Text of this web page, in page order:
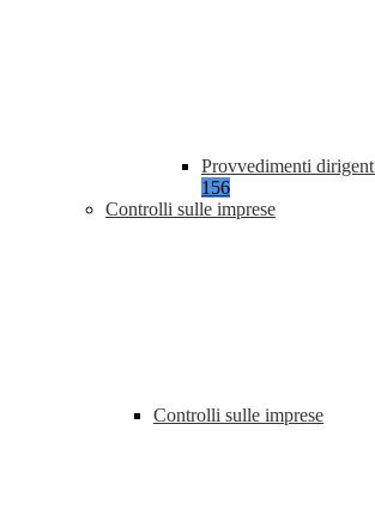
Provvedimenti
156
Controlli sulle imprese
Controlli sulle imprese